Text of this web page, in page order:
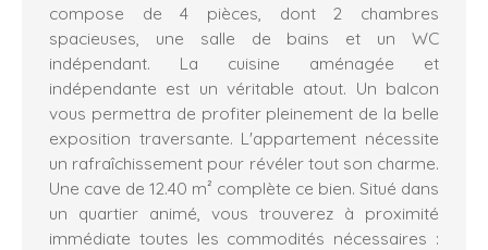
compose de 4 pièces, dont 2 chambres
spacieuses, une salle de bains et un WC
indépendant. La cuisine aménagée et
indépendante est un véritable atout. Un balcon
vous permettra de profiter pleinement de la belle
exposition traversante. L'appartement nécessite
un rafraîchissement pour révéler tout son charme.
Une cave de 12.40 m² complète ce bien. Situé dans
un quartier animé, vous trouverez à proximité
immédiate toutes les commodités nécessaires :